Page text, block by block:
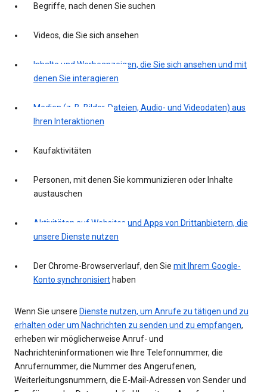
Begriffe, nach denen Sie suchen
Videos, die Sie sich ansehen
Inhalte und Werbeanzeigen, die Sie sich ansehen und mit
denen Sie interagieren
Medien (z. B. Bilder, Dateien, Audio- und Videodaten) aus
Ihren Interaktionen
Kaufaktivitäten
Personen, mit denen Sie kommunizieren oder Inhalte
austauschen
Aktivitäten auf Websites und Apps von Drittanbietern, die
unsere Dienste nutzen
Der Chrome-Browserverlauf, den Sie mit Ihrem Google-
Konto synchronisiert haben
Wenn Sie unsere Dienste nutzen, um Anrufe zu tätigen und zu
erhalten oder um Nachrichten zu senden und zu empfangen,
erheben wir möglicherweise Anruf- und
Nachrichteninformationen wie Ihre Telefonnummer, die
Anrufernummer, die Nummer des Angerufenen,
Weiterleitungsnummern, die E-Mail-Adressen von Sender und